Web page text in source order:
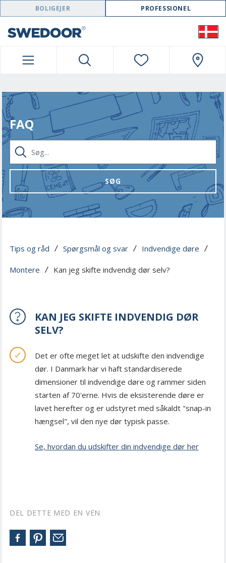
SWEDOOR NAVIGATION
BOLIGEJER PROFESSIONEL
FAQ
SØG...
SØG
Tips og råd / Spørgsmål og svar / Indvendige døre /
Montere / Kan jeg skifte indvendig dør selv?
KAN JEG SKIFTE INDVENDIG DØR
SELV?
Det er ofte meget let at udskifte den indvendige
dør. I Danmark har vi haft standardiserede
dimensioner til indvendige døre og rammer siden
starten af 70'erne. Hvis de eksisterende døre er
lavet herefter og er udstyret med såkaldt "snap-in
hængsel", vil den nye dør typisk passe.
Se, hvordan du udskifter din indvendige dør her
DEL DETTE MED EN VEN